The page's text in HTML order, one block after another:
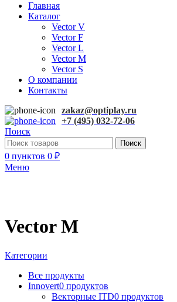
Главная
Каталог
Vector V
Vector F
Vector L
Vector M
Vector S
О компании
Контакты
zakaz@optiplay.ru
+7 (495) 032-72-06
Поиск
Поиск
0 пунктов 0 ₽
Меню
Vector M
Категории
Все продукты
Innovert0 продуктов
Векторные ITD0 продуктов